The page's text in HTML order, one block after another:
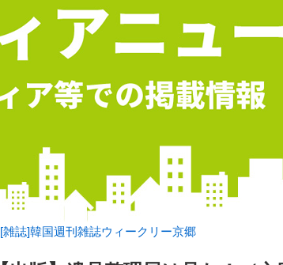
[雑誌]韓国週刊雑誌ウィークリー京郷